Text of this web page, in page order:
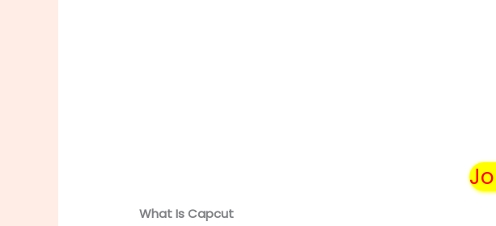
What Is Capcut